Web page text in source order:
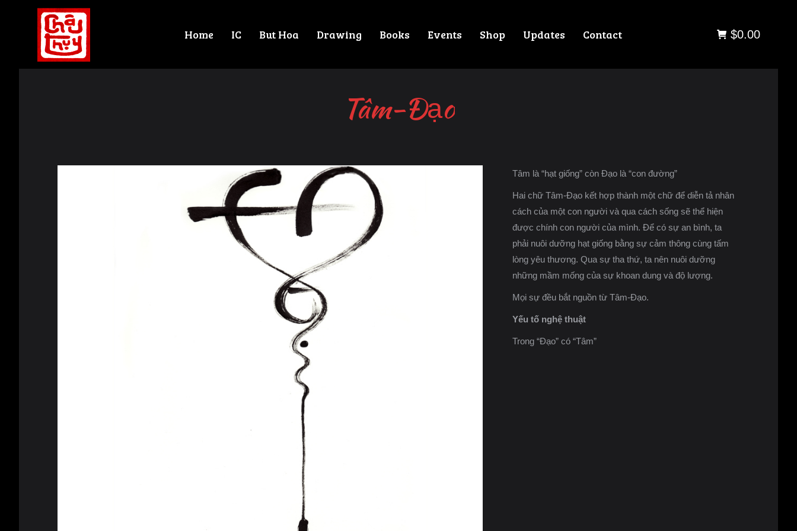
Home IC But Hoa Drawing Books Events Shop Updates Contact $0.00
Tâm-Ðạo
Tâm là “hạt giống” còn Ðạo là “con đường”
Hai chữ Tâm-Ðạo kết hợp thành một chữ để diễn tả nhân
cách của một con người và qua cách sống sẽ thể hiện
được chính con người của mình. Để có sự an bình, ta
phải nuôi dưỡng hạt giống bằng sự cảm thông cùng tấm
lòng yêu thương. Qua sự tha thứ, ta nên nuôi dưỡng
những mầm mống của sự khoan dung và độ lượng.
Mọi sự đều bắt nguồn từ Tâm-Đạo.
Yếu tố nghệ thuật
Trong “Ðạo” có “Tâm”